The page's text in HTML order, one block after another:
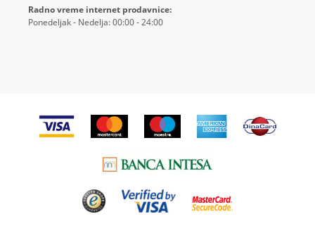
Radno vreme internet prodavnice:
Ponedeljak - Nedelja: 00:00 - 24:00